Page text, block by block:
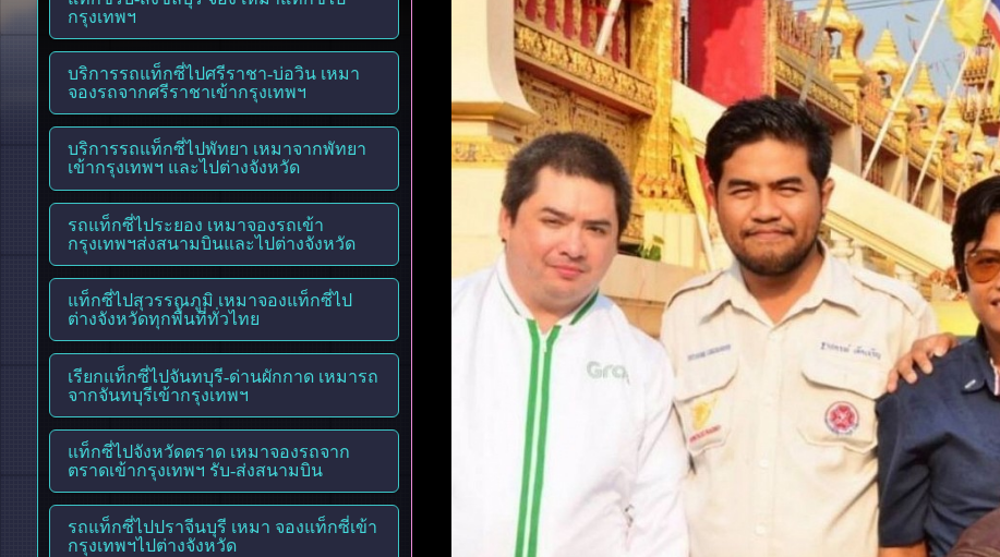
กรุงเทพฯ
บริการรถแท็กซี่ไปศรีราชา-บ่อวิน เหมา
จองรถจากศรีราชาเข้ากรุงเทพฯ
บริการรถแท็กซี่ไปพัทยา เหมาจากพัทยา
เข้ากรุงเทพฯ และไปต่างจังหวัด
รถแท็กซี่ไประยอง เหมาจองรถเข้า
กรุงเทพฯส่งสนามบินและไปต่างจังหวัด
แท็กซี่ไปสุวรรณภูมิ เหมาจองแท็กซี่ไป
ต่างจังหวัดทุกพื้นที่ทั่วไทย
เรียกแท็กซี่ไปจันทบุรี-ด่านผักกาด เหมารถ
จากจันทบุรีเข้ากรุงเทพฯ
แท็กซี่ไปจังหวัดตราด เหมาจองรถจาก
ตราดเข้ากรุงเทพฯ รับ-ส่งสนามบิน
รถแท็กซี่ไปปราจีนบุรี เหมา จองแท็กซี่เข้า
กรุงเทพฯไปต่างจังหวัด